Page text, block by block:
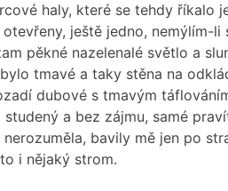
haly, které se tehdy říkalo
ještě jedno, nemýlím-li
pěkné nazelenalé světlo a
tmavé a taky stěna na
dubové s tmavým
a bez zájmu, samé
bavily mě jen po
i nějaký strom.